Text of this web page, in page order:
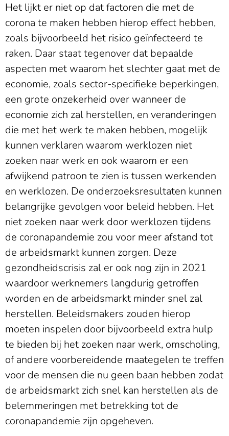
Het lijkt er niet op dat factoren die met de
corona te maken hebben hierop effect hebben,
zoals bijvoorbeeld het risico geïnfecteerd te
raken. Daar staat tegenover dat bepaalde
aspecten met waarom het slechter gaat met de
economie, zoals sector-specifieke beperkingen,
een grote onzekerheid over wanneer de
economie zich zal herstellen, en veranderingen
die met het werk te maken hebben, mogelijk
kunnen verklaren waarom werklozen niet
zoeken naar werk en ook waarom er een
afwijkend patroon te zien is tussen werkenden
en werklozen. De onderzoeksresultaten kunnen
belangrijke gevolgen voor beleid hebben. Het
niet zoeken naar werk door werklozen tijdens
de coronapandemie zou voor meer afstand tot
de arbeidsmarkt kunnen zorgen. Deze
gezondheidscrisis zal er ook nog zijn in 2021
waardoor werknemers langdurig getroffen
worden en de arbeidsmarkt minder snel zal
herstellen. Beleidsmakers zouden hierop
moeten inspelen door bijvoorbeeld extra hulp
te bieden bij het zoeken naar werk, omscholing,
of andere voorbereidende maategelen te treffen
voor de mensen die nu geen baan hebben zodat
de arbeidsmarkt zich snel kan herstellen als de
belemmeringen met betrekking tot de
coronapandemie zijn opgeheven.